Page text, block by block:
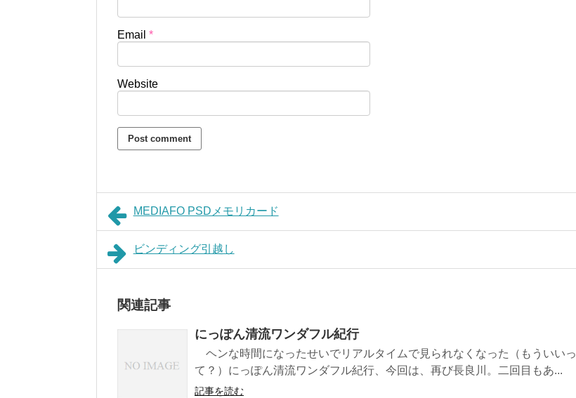
Email *
Website
MEDIAFO PSDメモリカード
ビンディング引越し
関連記事
にっぽん清流ワンダフル紀行
ヘンな時間になったせいでリアルタイムで見られなくなった（もういいっ
て？）にっぽん清流ワンダフル紀行、今回は、再び長良川。二回目もあ...
記事を読む